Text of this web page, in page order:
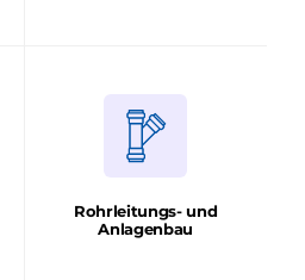
Rohrleitungs- und
Anlagenbau